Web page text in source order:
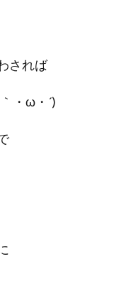
されば
・ω・´)